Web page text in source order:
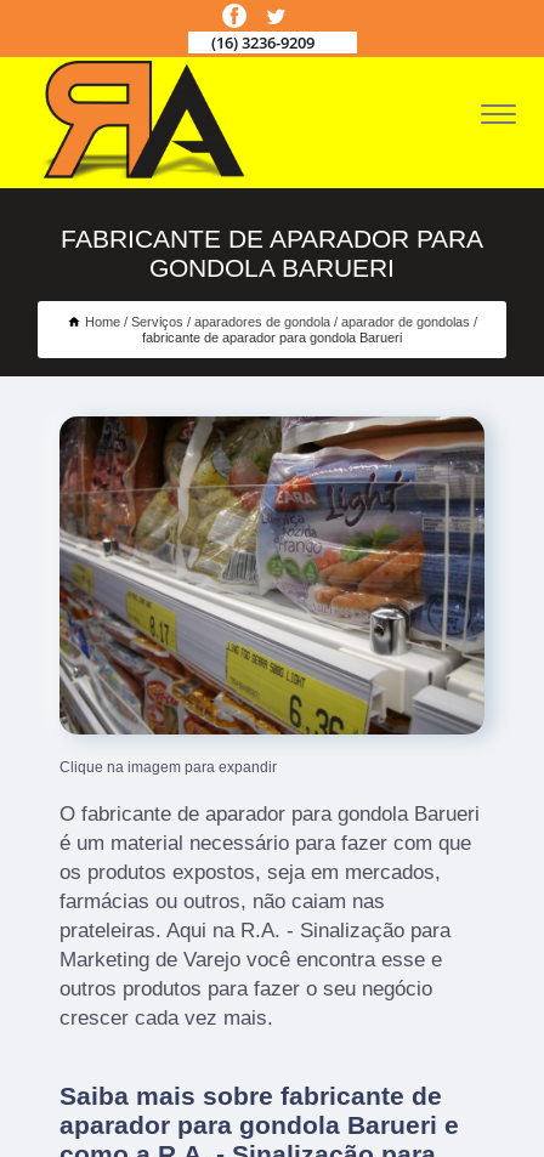
(16) 3236-9209
FABRICANTE DE APARADOR PARA
GONDOLA BARUERI
Home Serviços aparadores de gondola
aparador de gondolas
fabricante de aparador para gondola Barueri
Clique na imagem para expandir
O fabricante de aparador para gondola Barueri
é um material necessário para fazer com que
os produtos expostos, seja em mercados,
farmácias ou outros, não caiam nas
prateleiras. Aqui na R.A. - Sinalização para
Marketing de Varejo você encontra esse e
outros produtos para fazer o seu negócio
crescer cada vez mais.
Saiba mais sobre fabricante de
aparador para gondola Barueri e